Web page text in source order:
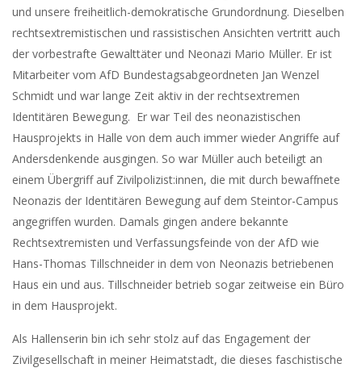
und unsere freiheitlich-demokratische Grundordnung. Dieselben
rechtsextremistischen und rassistischen Ansichten vertritt auch
der vorbestrafte Gewalttäter und Neonazi Mario Müller. Er ist
Mitarbeiter vom AfD Bundestagsabgeordneten Jan Wenzel
Schmidt und war lange Zeit aktiv in der rechtsextremen
Identitären Bewegung. Er war Teil des neonazistischen
Hausprojekts in Halle von dem auch immer wieder Angriffe auf
Andersdenkende ausgingen. So war Müller auch beteiligt an
einem Übergriff auf Zivilpolizist:innen, die mit durch bewaffnete
Neonazis der Identitären Bewegung auf dem Steintor-Campus
angegriffen wurden. Damals gingen andere bekannte
Rechtsextremisten und Verfassungsfeinde von der AfD wie
Hans-Thomas Tillschneider in dem von Neonazis betriebenen
Haus ein und aus. Tillschneider betrieb sogar zeitweise ein Büro
in dem Hausprojekt.
Als Hallenserin bin ich sehr stolz auf das Engagement der
Zivilgesellschaft in meiner Heimatstadt, die dieses faschistische